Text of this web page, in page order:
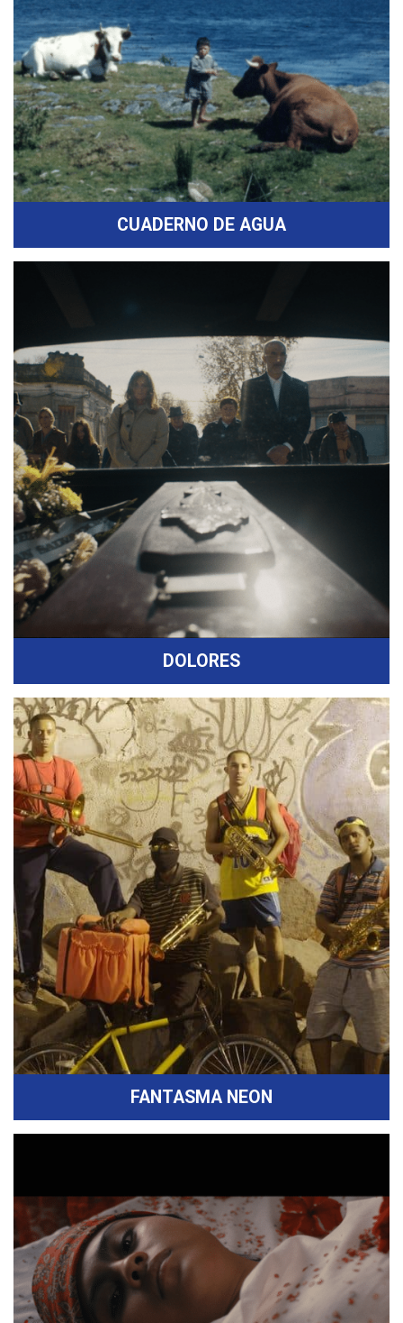
CUADERNO DE AGUA
DOLORES
FANTASMA NEON